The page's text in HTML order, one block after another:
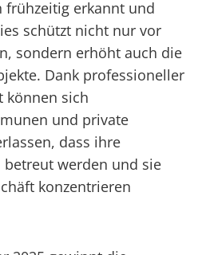
frühzeitig erkannt und
schützt nicht nur vor
sondern erhöht auch die
Dank professioneller
können sich
und private
dass ihre
werden und sie
konzentrieren